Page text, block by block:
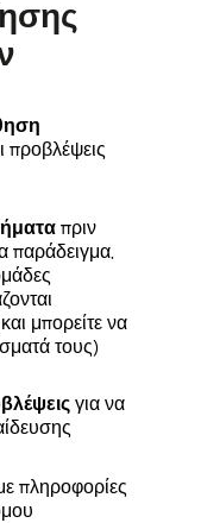
προβλέψεις
πριν
παράδειγμα,
μπορείτε να
τους)
για να
πληροφορίες